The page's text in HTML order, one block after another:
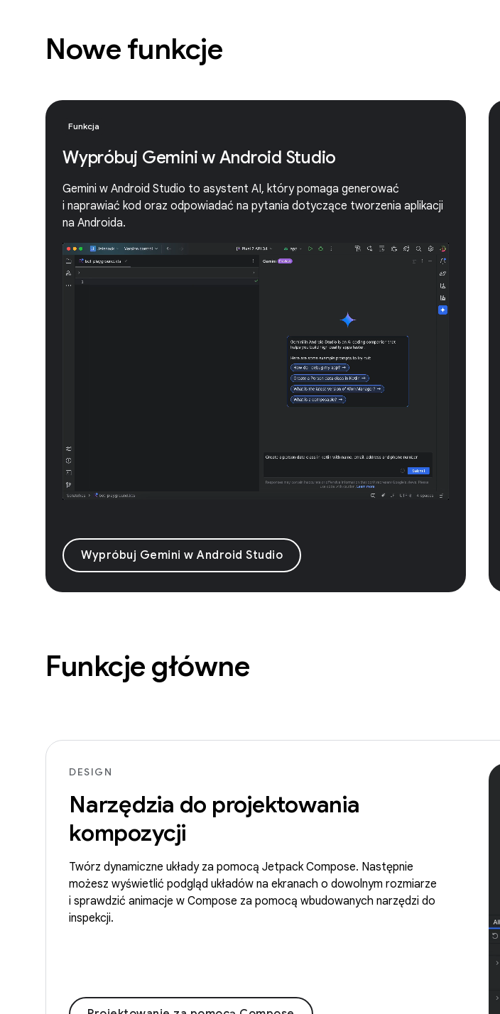
Nowe funkcje
Funkcja
Wypróbuj Gemini w Android Studio
Gemini w Android Studio to asystent AI, który pomaga generować
i naprawiać kod oraz odpowiadać na pytania dotyczące tworzenia aplikacji
na Androida.
Wypróbuj Gemini w Android Studio
Funkcje główne
DESIGN
Narzędzia do projektowania
kompozycji
Twórz dynamiczne układy za pomocą Jetpack Compose. Następnie
możesz wyświetlić podgląd układów na ekranach o dowolnym rozmiarze
i sprawdzić animacje w Compose za pomocą wbudowanych narzędzi do
inspekcji.